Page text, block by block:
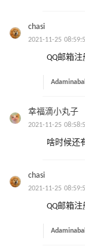
chasi
2021-11-25
QQ邮箱注
幸福滴小丸子
2021-11-25
啥时候还
chasi
2021-11-25
QQ邮箱注